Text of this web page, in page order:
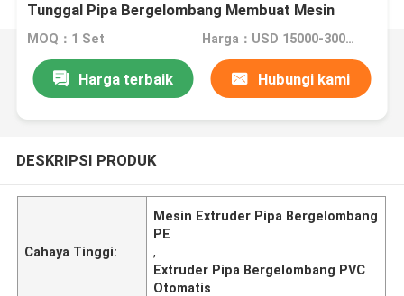
Tunggal Pipa Bergelombang Membuat Mesin
Extruder
MOQ：1 Set Harga：USD 15000-30000 per set
Harga terbaik Hubungi kami
DESKRIPSI PRODUK
Cahaya Tinggi:
Mesin Extruder Pipa Bergelombang
PE
,
Extruder Pipa Bergelombang PVC
Otomatis